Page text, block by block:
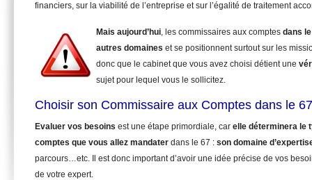
financiers, sur la viabilité de l’entreprise et sur l’égalité de traitement
Mais aujourd’hui, les commissaires aux comptes dans
autres domaines et se positionnent surtout sur les
donc que le cabinet que vous avez choisi détient une
sujet pour lequel vous le sollicitez.
Choisir son Commissaire aux Comptes dans le
Evaluer vos besoins est une étape primordiale, car elle déterminera le
comptes que vous allez mandater dans le 67 : son domaine
parcours…etc. Il est donc important d’avoir une idée précise de vos
de votre expert.